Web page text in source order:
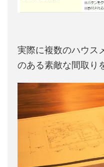
実際に複数のハウス
のある素敵な間取り